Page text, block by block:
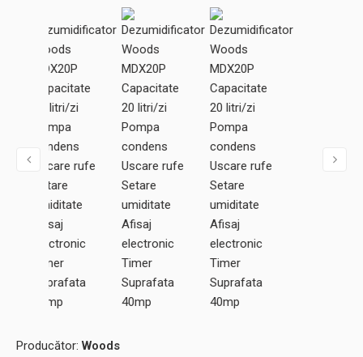
Producător: Woods